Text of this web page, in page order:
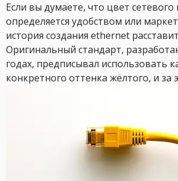
Если вы думаете, что цвет сетевого
определяется удобством или
история создания ethernet
Оригинальный стандарт,
годах, предписывал использовать
конкретного оттенка жёлтого, и за